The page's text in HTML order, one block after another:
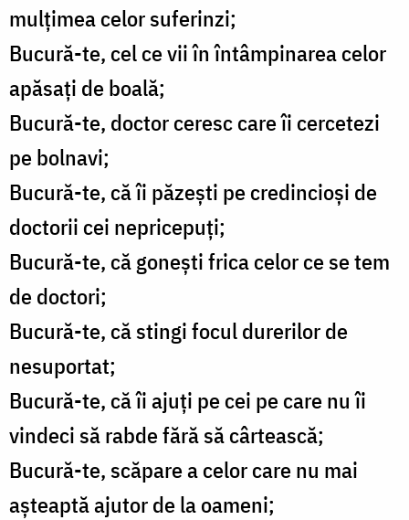
mulţimea celor suferinzi;
Bucură-te, cel ce vii în întâmpinarea celor
apăsaţi de boală;
Bucură-te, doctor ceresc care îi cercetezi
pe bolnavi;
Bucură-te, că îi păzeşti pe credincioşi de
doctorii cei nepricepuţi;
Bucură-te, că goneşti frica celor ce se tem
de doctori;
Bucură-te, că stingi focul durerilor de
nesuportat;
Bucură-te, că îi ajuţi pe cei pe care nu îi
vindeci să rabde fără să cârtească;
Bucură-te, scăpare a celor care nu mai
aşteaptă ajutor de la oameni;